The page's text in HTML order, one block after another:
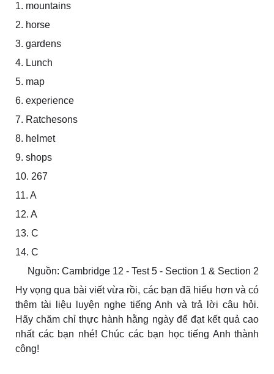
1. mountains
2. horse
3. gardens
4. Lunch
5. map
6. experience
7. Ratchesons
8. helmet
9. shops
10. 267
11. A
12. A
13. C
14. C
Nguồn: Cambridge 12 - Test 5 - Section 1 & Section 2
Hy vọng qua bài viết vừa rồi, các bạn đã hiểu hơn và có
thêm tài liệu luyện nghe tiếng Anh và trả lời câu hỏi.
Hãy chăm chỉ thực hành hằng ngày để đạt kết quả cao
nhất các bạn nhé! Chúc các bạn học tiếng Anh thành
công!